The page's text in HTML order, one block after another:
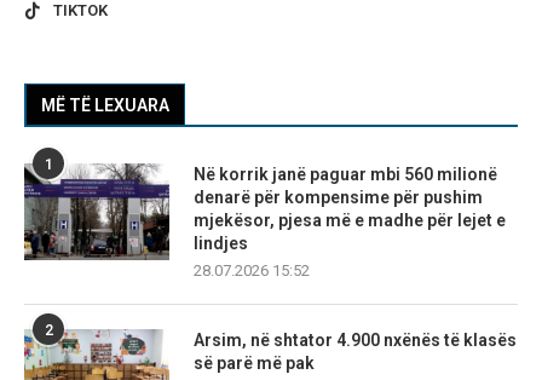
TIKTOK
MË TË LEXUARA
1
Në korrik janë paguar mbi 560 milionë
denarë për kompensime për pushim
mjekësor, pjesa më e madhe për lejet e
lindjes
28.07.2026 15:52
2
Arsim, në shtator 4.900 nxënës të klasës
së parë më pak